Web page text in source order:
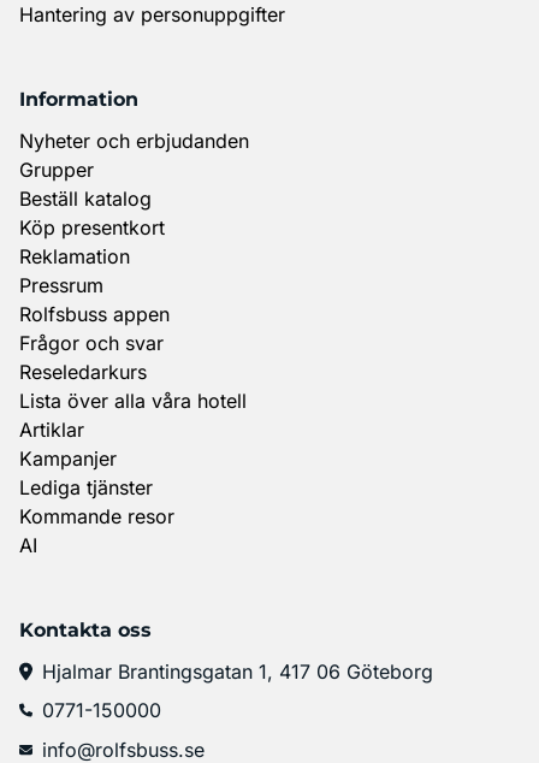
Hantering av personuppgifter
Information
Nyheter och erbjudanden
Grupper
Beställ katalog
Köp presentkort
Reklamation
Pressrum
Rolfsbuss appen
Frågor och svar
Reseledarkurs
Lista över alla våra hotell
Artiklar
Kampanjer
Lediga tjänster
Kommande resor
AI
Kontakta oss
Hjalmar Brantingsgatan 1, 417 06 Göteborg
0771-150000
info@rolfsbuss.se